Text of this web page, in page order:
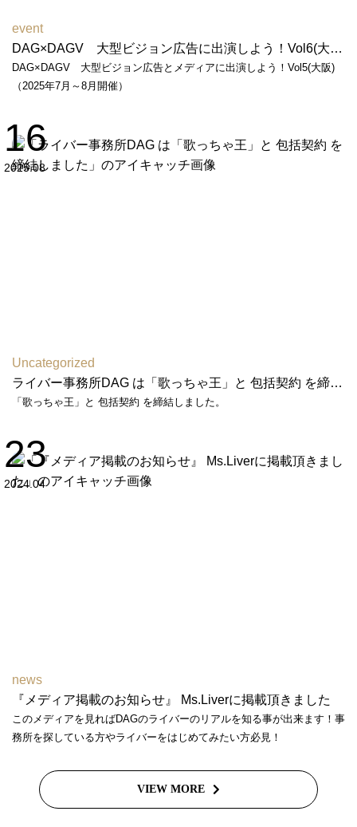
event
DAG×DAGV 大型ビジョン広告に出演しよう！Vol6(大阪)（2026年6月～7月開催）
DAG×DAGV 大型ビジョン広告とメディアに出演しよう！Vol5(大阪)
（2025年7月～8月開催）
16
2025.08
Uncategorized
ライバー事務所DAG は「歌っちゃ王」と 包括契約 を締結しました
「歌っちゃ王」と 包括契約 を締結しました。
23
2024.04
news
『メディア掲載のお知らせ』 Ms.Liverに掲載頂きました
このメディアを見ればDAGのライバーのリアルを知る事が出来ます！事
務所を探している方やライバーをはじめてみたい方必見！
VIEW MORE